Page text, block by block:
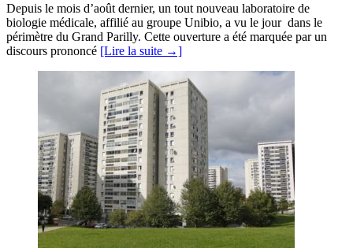
Depuis le mois d’août dernier, un tout nouveau laboratoire de
biologie médicale, affilié au groupe Unibio, a vu le jour dans le
périmètre du Grand Parilly. Cette ouverture a été marquée par un
discours prononcé [Lire la suite →]